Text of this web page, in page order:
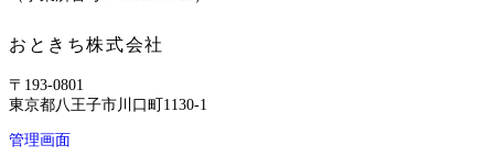
おときち株式会社
〒193-0801
東京都八王子市川口町1130-1
管理画面